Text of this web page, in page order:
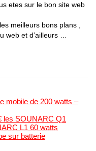
etes sur le bon site web
meilleurs bons plans ,
web et d’ailleurs …
mobile de 200 watts –
les SOUNARC Q1
L1 60 watts
sur batterie